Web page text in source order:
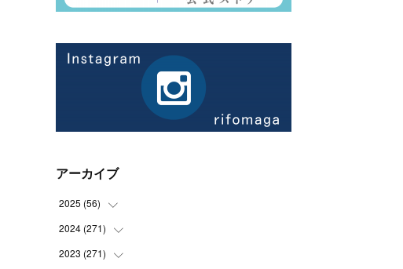
アーカイブ
2025 (56)
(14
(21
2024 (271)
(21
2023 (271)